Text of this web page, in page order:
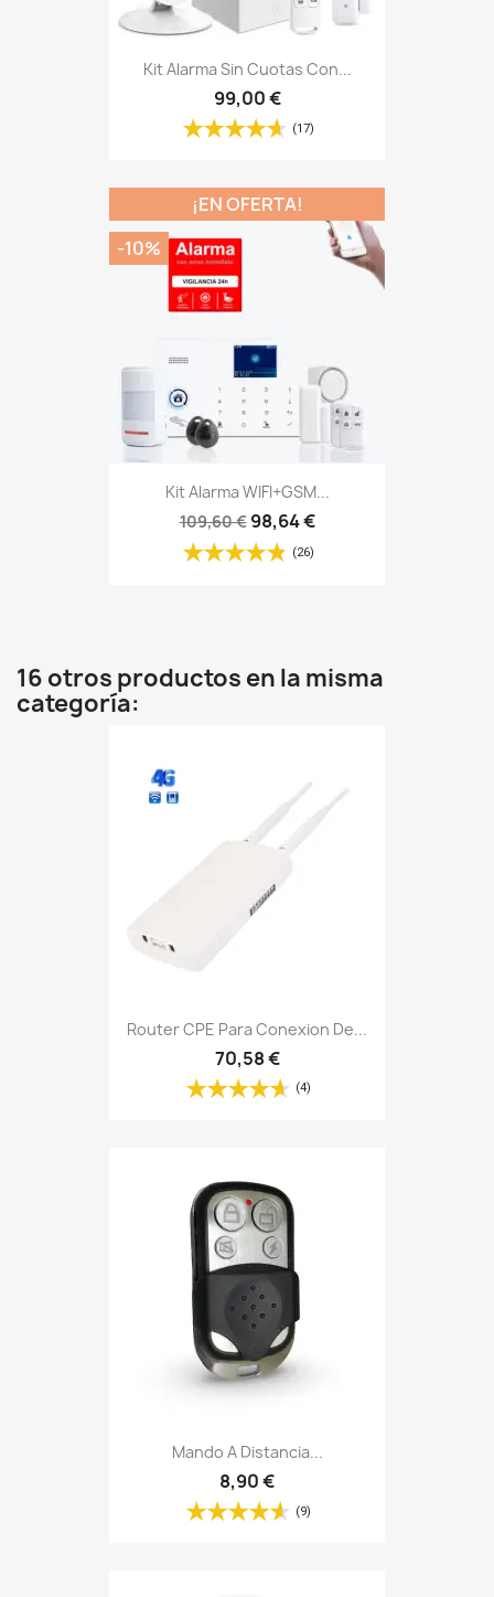
Kit Alarma Sin Cuotas Con...
99,00 €
(17)
Kit Alarma WIFI+GSM...
109,60 € 98,64 €
(26)
¡EN OFERTA!
-10%
16 otros productos en la misma
categoría:
Router CPE Para Conexion De...
70,58 €
(4)
Mando A Distancia...
8,90 €
(9)